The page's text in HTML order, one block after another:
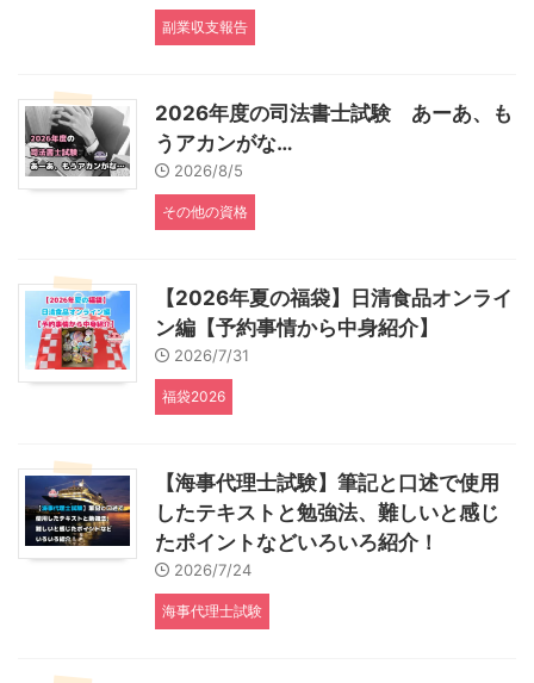
副業収支報告
2026年度の司法書士試験 あーあ、も
うアカンがな…
2026/8/5
その他の資格
【2026年夏の福袋】日清食品オンライ
ン編【予約事情から中身紹介】
2026/7/31
福袋2026
【海事代理士試験】筆記と口述で使用
したテキストと勉強法、難しいと感じ
たポイントなどいろいろ紹介！
2026/7/24
海事代理士試験